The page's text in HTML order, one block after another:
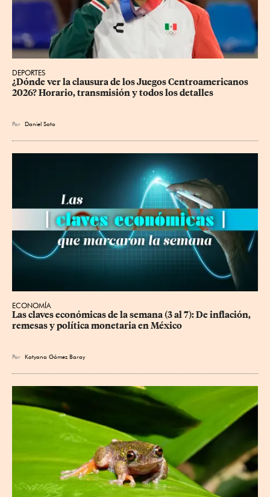
DEPORTES
¿Dónde ver la clausura de los Juegos Centroamericanos
2026? Horario, transmisión y todos los detalles
Por Daniel Soto
ECONOMÍA
Las claves económicas de la semana (3 al 7): De inflación,
remesas y política monetaria en México
Por Katyana Gómez Baray